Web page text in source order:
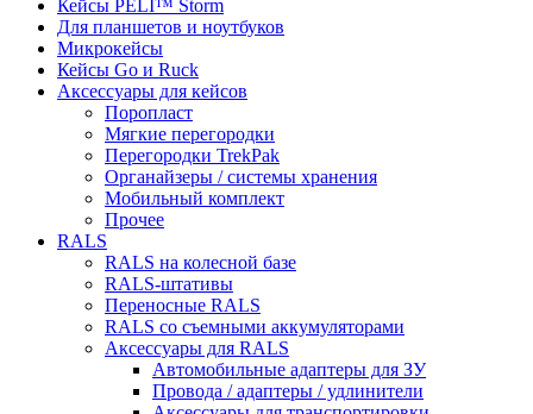
Кейсы PELI™ Storm
Для планшетов и ноутбуков
Микрокейсы
Кейсы Go и Ruck
Аксессуары для кейсов
Поропласт
Мягкие перегородки
Перегородки TrekPak
Органайзеры / системы хранения
Мобильный комплект
Прочее
RALS
RALS на колесной базе
RALS-штативы
Переносные RALS
RALS со съемными аккумуляторами
Аксессуары для RALS
Автомобильные адаптеры для ЗУ
Провода / адаптеры / удлинители